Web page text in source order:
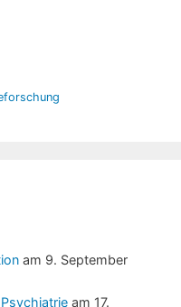
am 9. September
am 17.